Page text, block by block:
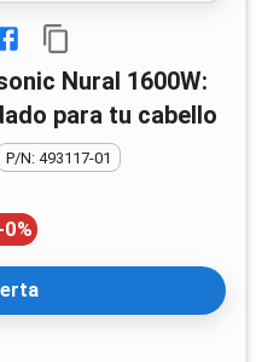
para tu cabello
P/N: 493117-01
0%